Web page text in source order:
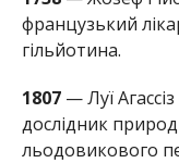
французький
гільйотина.
1807 — Луї
дослідник
льодовикового